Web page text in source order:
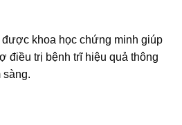
khoa học chứng minh giúp
điều trị bệnh trĩ hiệu quả thông
sàng.